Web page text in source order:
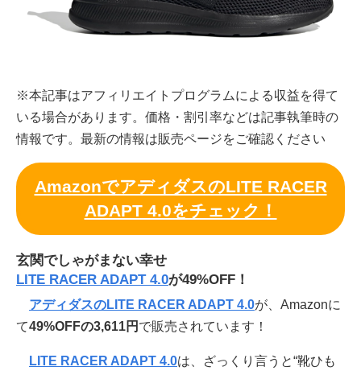
※本記事はアフィリエイトプログラムによる収益を得て
いる場合があります。価格・割引率などは記事執筆時の
情報です。最新の情報は販売ページをご確認ください
AmazonでアディダスのLITE RACER
ADAPT 4.0をチェック！
玄関でしゃがまない幸せ
LITE RACER ADAPT 4.0が49%OFF！
アディダスのLITE RACER ADAPT 4.0が、Amazonに
て49%OFFの3,611円 で販売されています！
LITE RACER ADAPT 4.0は、ざっくり言うと“靴ひも